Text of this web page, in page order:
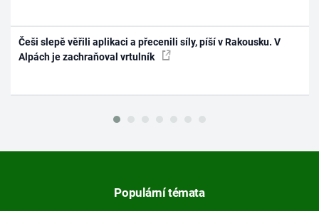
Češi slepě věřili aplikaci a přecenili síly, píší v Rakousku. V
Alpách je zachraňoval vrtulník
Populární témata